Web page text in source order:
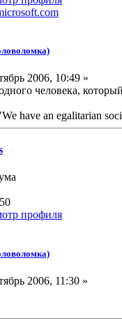
2006, 10:49 »
человека,
have an egalitarian
2006, 11:30 »